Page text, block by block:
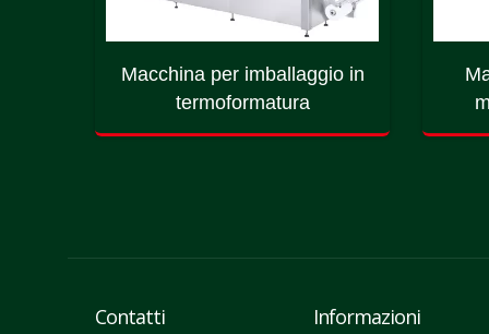
Macchina per imballaggio in
termoformatura
Contatti Informazioni